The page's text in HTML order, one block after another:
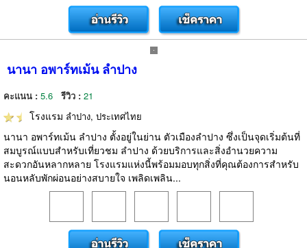
นานา อพาร์ทเม้น ลำปาง
คะแนน : 5.6 รีวิว : 21
โรงแรม ลำปาง, ประเทศไทย
นานา อพาร์ทเม้น ลำปาง ตั้งอยู่ในย่าน ตัวเมืองลำปาง ซึ่งเป็นจุดเริ่มต้นที่
สมบูรณ์แบบสำหรับเที่ยวชม ลำปาง ด้วยบริการและสิ่งอำนวยความ
สะดวกอันหลากหลาย โรงแรมแห่งนี้พร้อมมอบทุกสิ่งที่คุณต้องการสำหรับ
นอนหลับพักผ่อนอย่างสบายใจ เพลิดเพลิน...